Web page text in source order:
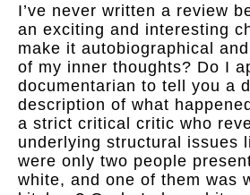
I’ve never written a review
an exciting and interesting
make it autobiographical
of my inner thoughts? Do I
documentarian to tell you a
description of what
a strict critical critic who
underlying structural issues
were only two people
white, and one of them was